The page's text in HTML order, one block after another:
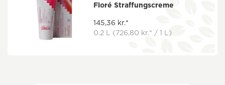
Floré Straffungscreme
145,36 kr.*
0.2 L (726,80 kr.* / 1 L)